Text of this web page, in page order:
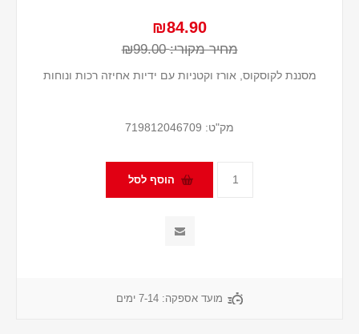
₪84.90
מחיר מקורי: ₪99.00
מסננת לקוסקוס, אורז וקטניות עם ידיות אחיזה רכות ונוחות
מק"ט: 719812046709
מועד אספקה: 7-14 ימים